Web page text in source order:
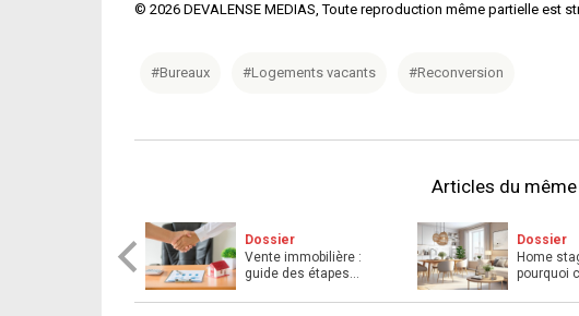
© 2026 DEVALENSE MEDIAS, Toute reproduction même partielle est
#Bureaux #Logements vacants #Reconversion
Articles du
Dossier
Vente immobilière :
guide des étapes
d ...
Dossier
Home
pourquoi
vos ...